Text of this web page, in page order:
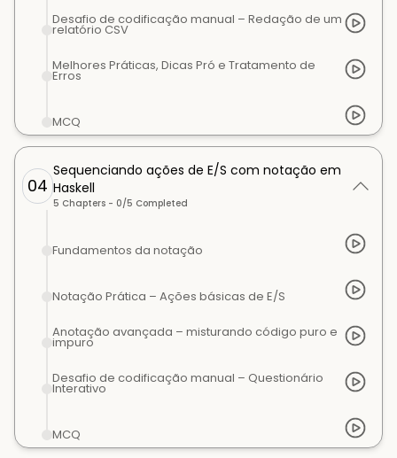
Desafio de codificação manual – Redação de um
relatório CSV
Melhores Práticas, Dicas Pró e Tratamento de
Erros
MCQ
04
Sequenciando ações de E/S com notação em
Haskell
5 Chapters - 0/5 Completed
Fundamentos da notação
Notação Prática – Ações básicas de E/S
Anotação avançada – misturando código puro e
impuro
Desafio de codificação manual – Questionário
Interativo
MCQ